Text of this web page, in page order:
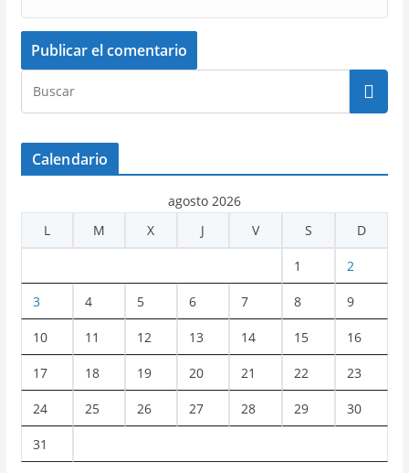
Calendario
agosto 2026
L
M X J V S D
1 2
3 4 5 6 7 8 9
10 11 12 13 14 15 16
17 18 19 20 21 22 23
24 25 26 27 28 29 30
31